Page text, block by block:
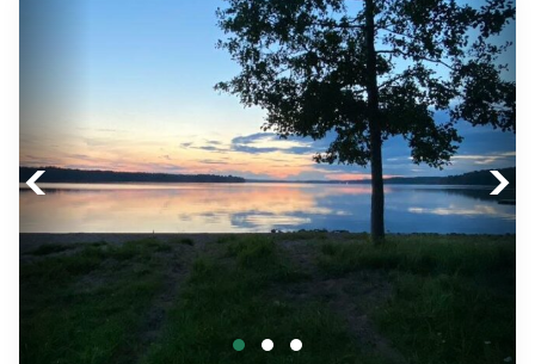
Previous Next